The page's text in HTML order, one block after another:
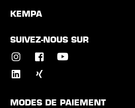
KEMPA
SUIVEZ-NOUS SUR
MODES DE PAIEMENT